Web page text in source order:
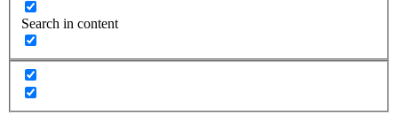
Search in content